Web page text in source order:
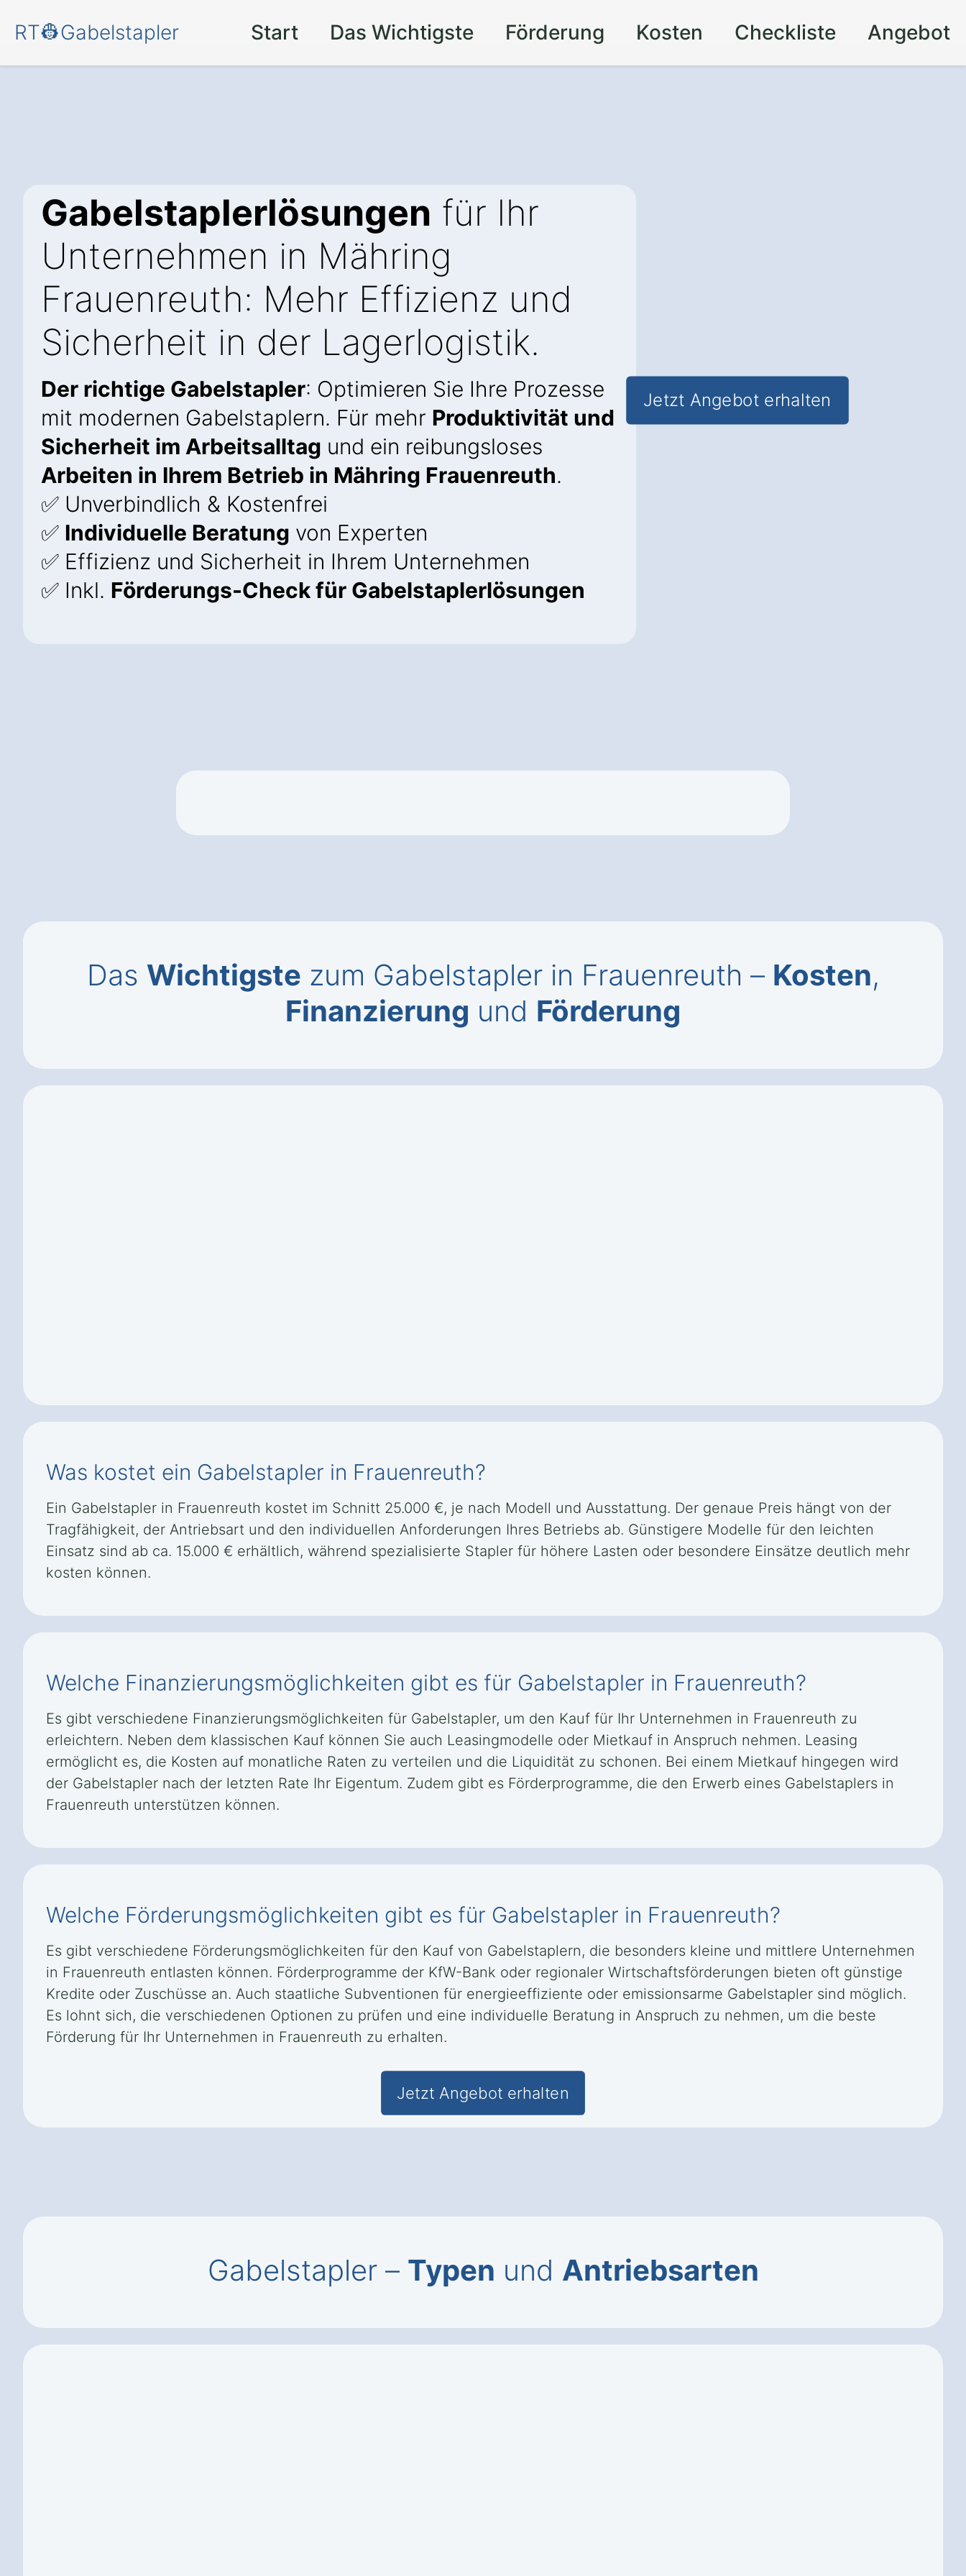
RT👷Gabelstapler Start Das Wichtigste Förderung Kosten Checkliste Angebot
Gabelstaplerlösungen für Ihr
Unternehmen in Mähring
Frauenreuth: Mehr Effizienz und
Sicherheit in der Lagerlogistik.
Der richtige Gabelstapler: Optimieren Sie Ihre Prozesse
mit modernen Gabelstaplern. Für mehr Produktivität und
Sicherheit im Arbeitsalltag und ein reibungsloses
Arbeiten in Ihrem Betrieb in Mähring Frauenreuth.
✅ Unverbindlich & Kostenfrei
✅ Individuelle Beratung von Experten
✅ Effizienz und Sicherheit in Ihrem Unternehmen
✅ Inkl. Förderungs-Check für Gabelstaplerlösungen
Jetzt Angebot erhalten
Das Wichtigste zum Gabelstapler in Frauenreuth – Kosten,
Finanzierung und Förderung
Was kostet ein Gabelstapler in Frauenreuth?
Ein Gabelstapler in Frauenreuth kostet im Schnitt 25.000 €, je nach Modell und Ausstattung. Der genaue Preis hängt von der
Tragfähigkeit, der Antriebsart und den individuellen Anforderungen Ihres Betriebs ab. Günstigere Modelle für den leichten
Einsatz sind ab ca. 15.000 € erhältlich, während spezialisierte Stapler für höhere Lasten oder besondere Einsätze deutlich mehr
kosten können.
Welche Finanzierungsmöglichkeiten gibt es für Gabelstapler in Frauenreuth?
Es gibt verschiedene Finanzierungsmöglichkeiten für Gabelstapler, um den Kauf für Ihr Unternehmen in Frauenreuth zu
erleichtern. Neben dem klassischen Kauf können Sie auch Leasingmodelle oder Mietkauf in Anspruch nehmen. Leasing
ermöglicht es, die Kosten auf monatliche Raten zu verteilen und die Liquidität zu schonen. Bei einem Mietkauf hingegen wird
der Gabelstapler nach der letzten Rate Ihr Eigentum. Zudem gibt es Förderprogramme, die den Erwerb eines Gabelstaplers in
Frauenreuth unterstützen können.
Welche Förderungsmöglichkeiten gibt es für Gabelstapler in Frauenreuth?
Es gibt verschiedene Förderungsmöglichkeiten für den Kauf von Gabelstaplern, die besonders kleine und mittlere Unternehmen
in Frauenreuth entlasten können. Förderprogramme der KfW-Bank oder regionaler Wirtschaftsförderungen bieten oft günstige
Kredite oder Zuschüsse an. Auch staatliche Subventionen für energieeffiziente oder emissionsarme Gabelstapler sind möglich.
Es lohnt sich, die verschiedenen Optionen zu prüfen und eine individuelle Beratung in Anspruch zu nehmen, um die beste
Förderung für Ihr Unternehmen in Frauenreuth zu erhalten.
Jetzt Angebot erhalten
Gabelstapler – Typen und Antriebsarten